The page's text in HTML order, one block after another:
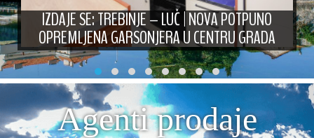
IZDAJE SE: TREBINJE – LUČ | NOVA POTPUNO
OPREMLJENA GARSONJERA U CENTRU GRADA
Agenti prodaje